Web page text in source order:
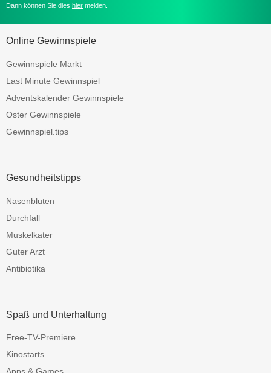
Dann können Sie dies hier melden.
Online Gewinnspiele
Gewinnspiele Markt
Last Minute Gewinnspiel
Adventskalender Gewinnspiele
Oster Gewinnspiele
Gewinnspiel.tips
Gesundheitstipps
Nasenbluten
Durchfall
Muskelkater
Guter Arzt
Antibiotika
Spaß und Unterhaltung
Free-TV-Premiere
Kinostarts